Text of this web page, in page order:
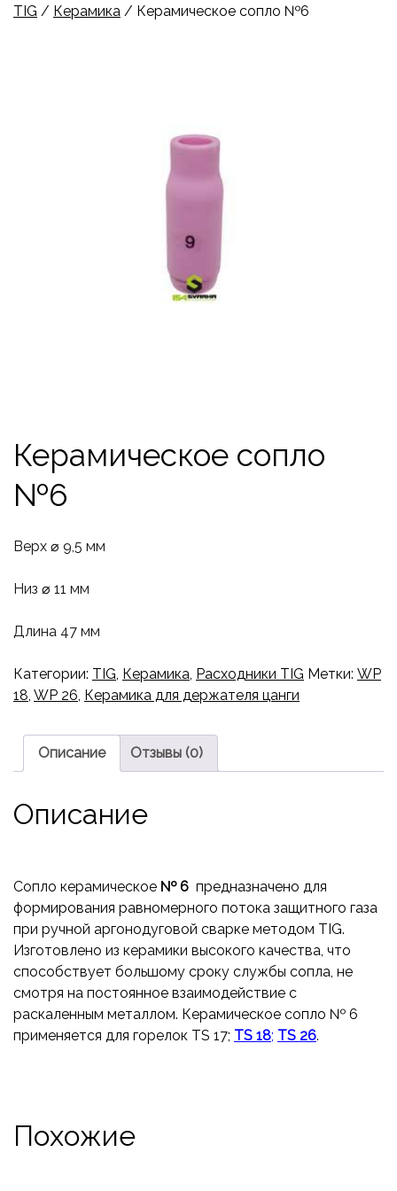
TIG / Керамика / Керамическое сопло №6
Керамическое сопло
№6
Верх ⌀ 9,5 мм
Низ ⌀ 11 мм
Длина 47 мм
Категории: TIG, Керамика, Расходники TIG Метки: WP
18, WP 26, Керамика для держателя цанги
Описание Отзывы (0)
Описание
Сопло керамическое № 6 предназначено для
формирования равномерного потока защитного газа
при ручной аргонодуговой сварке методом TIG.
Изготовлено из керамики высокого качества, что
способствует большому сроку службы сопла, не
смотря на постоянное взаимодействие с
раскаленным металлом. Керамическое сопло № 6
применяется для горелок TS 17; TS 18; TS 26.
Похожие